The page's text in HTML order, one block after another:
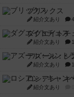
ブリックス
紹介文あり
ダグエイトチ
紹介文あり
アズール：シ
紹介文あり
ロシアン・キ
紹介文あり